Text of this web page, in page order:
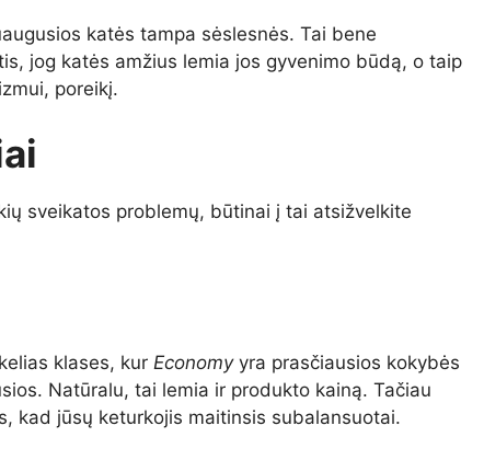
katės tampa sėslesnės. Tai bene
jog katės amžius lemia jos gyvenimo būdą, o taip
poreikį.
sveikatos problemų, būtinai į tai atsižvelkite
klases, kur Economyyra prasčiausios kokybės
Natūralu, tai lemia ir produkto kainą. Tačiau
kad jūsų keturkojis maitinsis subalansuotai.